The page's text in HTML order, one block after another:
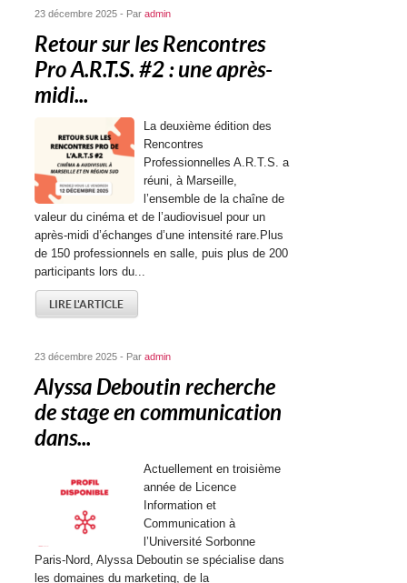
23 décembre 2025 - Paradmin
Retour sur les Rencontres
Pro A.R.T.S. #2 : une après-
midi...
La deuxième édition des
Rencontres
Professionnelles A.R.T.S. a
réuni, à Marseille,
l’ensemble de la chaîne de
valeur du cinéma et de l’audiovisuel pour un
après-midi d’échanges d’une intensité rare.Plus
de 150 professionnels en salle, puis plus de 200
participants lors du...
LIRE L'ARTICLE
23 décembre 2025 - Paradmin
Alyssa Deboutin recherche
de stage en communication
dans...
Actuellement en troisième
année de Licence
Information et
Communication à
l’Université Sorbonne
Paris-Nord, Alyssa Deboutin se spécialise dans
les domaines du marketing, de la